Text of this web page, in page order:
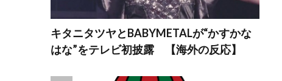
キタニタツヤとBABYMETALが“かすかな
はな”をテレビ初披露 【海外の反応】